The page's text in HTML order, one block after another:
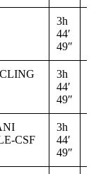
3h
44′
49″
3h
44′
49″
CSF
3h
44′
49″